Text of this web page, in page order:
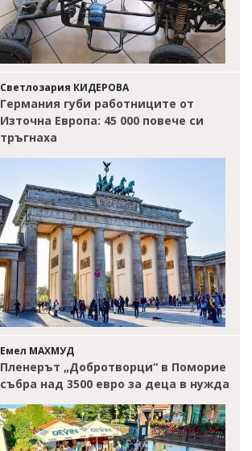
Светлозария КИДЕРОВА
Германия губи работниците от
Източна Европа: 45 000 повече си
тръгнаха
Емел МАХМУД
Пленерът „Добротворци“ в Поморие
събра над 3500 евро за деца в нужда